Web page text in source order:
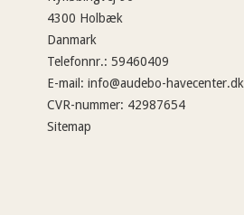
4300 Holbæk
Danmark
Telefonnr.: 59460409
E-mail : info@audebo-havecenter.dk
CVR-nummer: 42987654
Sitemap